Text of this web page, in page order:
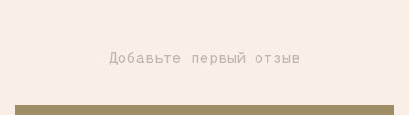
Добавьте первый отзыв